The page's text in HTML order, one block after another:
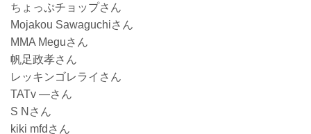
ちょっぷチョップさん
Mojakou Sawaguchiさん
MMA Meguさん
帆足政孝さん
レッキンゴレライさん
TATv ―さん
S Nさん
kiki mfdさん